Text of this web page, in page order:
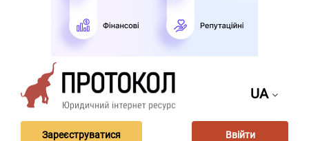
UA
Зареєструватися Ввійти